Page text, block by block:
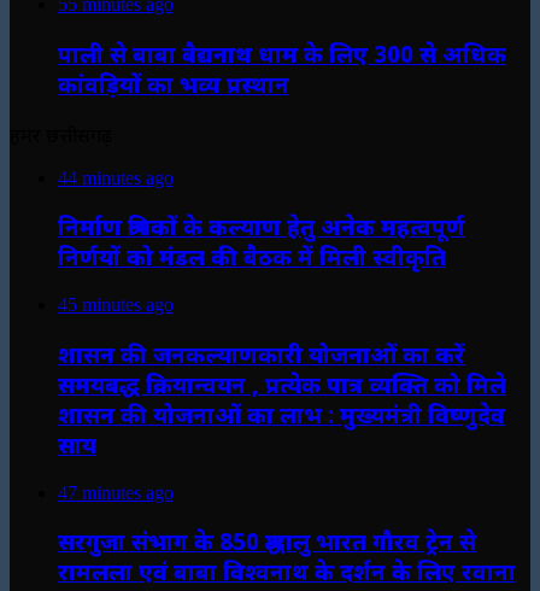
55 minutes ago
पाली से बाबा बैद्यनाथ धाम के लिए 300 से अधिक
कांवड़ियों का भव्य प्रस्थान
44 minutes ago
निर्माण श्रमिकों के कल्याण हेतु अनेक महत्वपूर्ण
निर्णयों को मंडल की बैठक में मिली स्वीकृति
45 minutes ago
शासन की जनकल्याणकारी योजनाओं का करें
समयबद्ध क्रियान्वयन , प्रत्येक पात्र व्यक्ति को मिले
शासन की योजनाओं का लाभ : मुख्यमंत्री विष्णुदेव
साय
47 minutes ago
सरगुजा संभाग के 850 श्रद्धालु भारत गौरव ट्रेन से
रामलला एवं बाबा विश्वनाथ के दर्शन के लिए रवाना